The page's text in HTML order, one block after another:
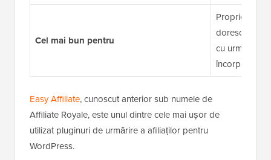
Cel mai bun pentru
Proprietarii
doresc un
cu urmărire
încorporată
Easy Affiliate, cunoscut anterior sub numele de
Affiliate Royale, este unul dintre cele mai ușor de
utilizat pluginuri de urmărire a afiliaților pentru
WordPress.